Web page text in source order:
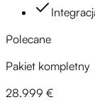
Polecane
Pakiet kompletny
28.999 €